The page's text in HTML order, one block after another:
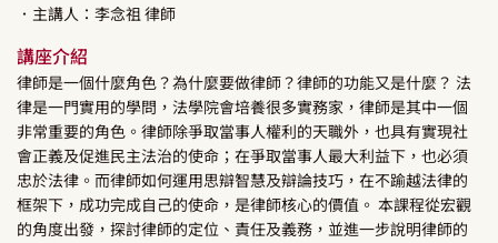
．主講人： 李念祖律師
講座介紹
律師是一個什麼角色？為什麼要做律師？律師的功能又是什麼？ 法
律是一門實用的學問，法學院會培養很多實務家，律師是其中一個
非常重要的角色。律師除爭取當事人權利的天職外，也具有實現社
會正義及促進民主法治的使命；在爭取當事人最大利益下，也必須
忠於法律。而律師如何運用思辯智慧及辯論技巧，在不踰越法律的
框架下，成功完成自己的使命，是律師核心的價值。 本課程從宏觀
的角度出發，探討律師的定位、責任及義務，並進一步說明律師的